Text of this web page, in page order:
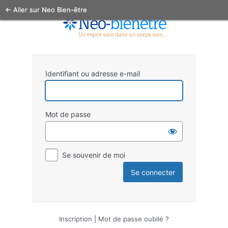
Identifiant ou adresse e-mail
Mot de passe
Se souvenir de moi
Inscription Mot de passe oublié ?
← Aller sur Neo Bien-être